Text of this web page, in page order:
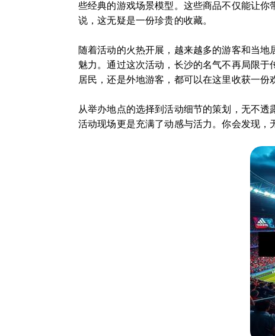
些经典的游戏场景模型。这些商品不仅能让
说，这无疑是一份珍贵的收藏。
随着活动的火热开展，越来越多的游客和当
魅力。通过这次活动，长沙的名气不再局限
居民，还是外地游客，都可以在这里收获一份
从举办地点的选择到活动细节的策划，无不
活动现场更是充满了动感与活力。你会发现，